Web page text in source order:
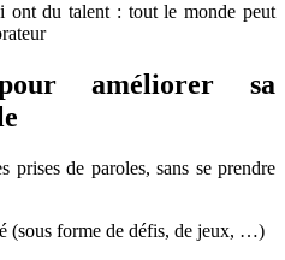
ont du talent : tout le monde peut
améliorer sa
prises de paroles, sans se prendre
(sous forme de défis, de jeux, …)